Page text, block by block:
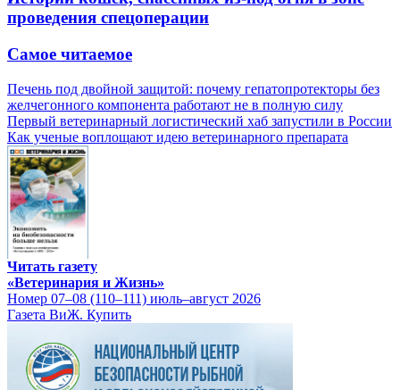
проведения спецоперации
Самое читаемое
Печень под двойной защитой: почему гепатопротекторы без
желчегонного компонента работают не в полную силу
Первый ветеринарный логистический хаб запустили в России
Как ученые воплощают идею ветеринарного препарата
Читать газету
«Ветеринария и Жизнь»
Номер 07–08 (110–111) июль–август 2026
Газета ВиЖ. Купить